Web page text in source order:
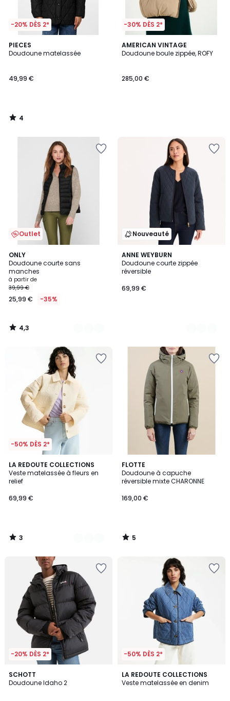
-20% DÈS 2*
PIECES
Doudoune matelassée
49,99 €
4
/
4
/
-30% DÈS 2*
AMERICAN VINTAGE
Doudoune boule zippée, ROFY
285,00 €
Outlet
ONLY
Doudoune courte sans
manches
à partir de
39,99 €
25,99 € -35%
4,3
/ 5
3
Couleurs
4,3
/
Nouveauté
ANNE WEYBURN
Doudoune courte zippée
réversible
69,99 €
2
Couleurs
-50% DÈS 2*
LA REDOUTE COLLECTIONS
Veste matelassée à fleurs en
relief
69,99 €
3
/
5
2
Couleurs
3
/
FLOTTE
Doudoune à capuche
réversible mixte CHARONNE
169,00 €
5
/
5
5
/
-20% DÈS 2*
SCHOTT
Doudoune Idaho 2
4,6
/ 5
-50% DÈS 2*
LA REDOUTE COLLECTIONS
Veste matelassée en denim
5
/